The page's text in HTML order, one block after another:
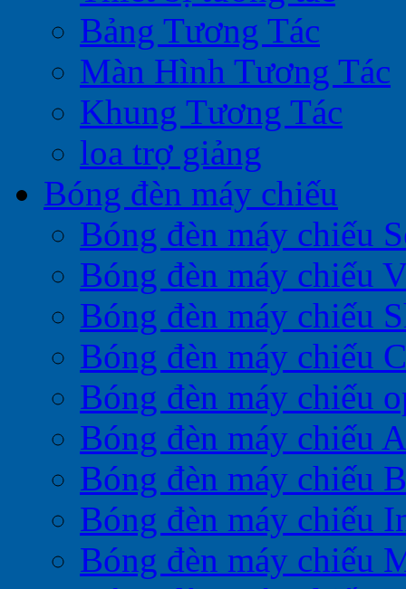
Bảng Tương Tác
Màn Hình Tương Tác
Khung Tương Tác
loa trợ giảng
Bóng đèn máy chiếu
Bóng đèn máy chiếu
Bóng đèn máy chiếu
Bóng đèn máy chiếu
Bóng đèn máy chiếu
Bóng đèn máy chiếu
Bóng đèn máy chiếu
Bóng đèn máy chiếu
Bóng đèn máy chiếu
Bóng đèn máy chiếu